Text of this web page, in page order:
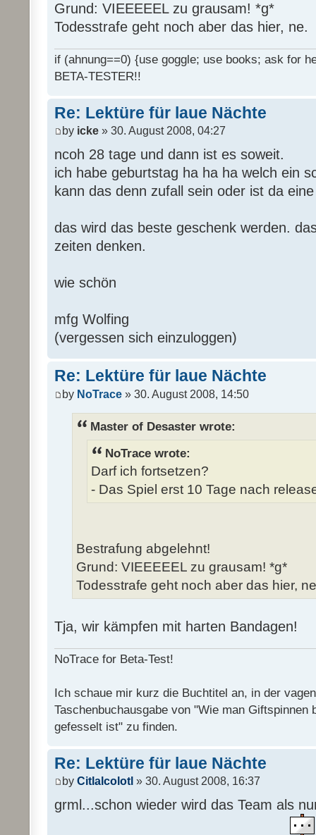
Grund: VIEEEEEL zu grausam! *g*
Todesstrafe geht noch aber das hier, ne.
if (ahnung==0) {use goggle; use books; ask for
BETA-TESTER!!
Re: Lektüre für laue Nächte
by icke » 30. August 2008, 04:27
ncoh 28 tage und dann ist es soweit.
ich habe geburtstag ha ha ha welch ein
kann das denn zufall sein oder ist da
das wird das beste geschenk werden.
zeiten denken.
wie schön
mfg Wolfing
(vergessen sich einzuloggen)
Re: Lektüre für laue Nächte
by NoTrace » 30. August 2008, 14:50
Master of Desaster wrote:
NoTrace wrote:
Darf ich fortsetzen?
- Das Spiel erst 10 Tage nach
Bestrafung abgelehnt!
Grund: VIEEEEEL zu grausam! *g*
Todesstrafe geht noch aber das hier,
Tja, wir kämpfen mit harten Bandagen!
NoTrace for Beta-Test!
Ich schaue mir kurz die Buchtitel an, in der
Taschenbuchausgabe von "Wie man Giftspinnen
gefesselt ist" zu finden.
Re: Lektüre für laue Nächte
by Citlalcolotl » 30. August 2008, 16:37
grml...schon wieder wird das Team als